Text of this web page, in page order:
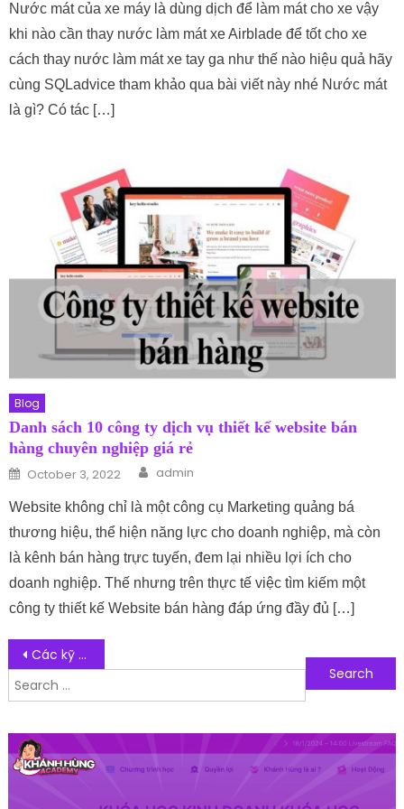
Nước mát của xe máy là dùng dịch để làm mát cho xe vậy
khi nào cần thay nước làm mát xe Airblade để tốt cho xe
cách thay nước làm mát xe tay ga như thế nào hiệu quả hãy
cùng SQLadvice tham khảo qua bài viết này nhé Nước mát
là gì? Có tác […]
Blog
Danh sách 10 công ty dịch vụ thiết kế website bán
hàng chuyên nghiệp giá rẻ
Posted on
October 3, 2022 Author
admin
Website không chỉ là một công cụ Marketing quảng bá
thương hiệu, thể hiện năng lực cho doanh nghiệp, mà còn
là kênh bán hàng trực tuyến, đem lại nhiều lợi ích cho
doanh nghiệp. Thế nhưng trên thực tế việc tìm kiếm một
công ty thiết kế Website bán hàng đáp ứng đầy đủ […]
Post navigation
Các kỹ thuật chơi golf cơ bản mà golfer cần chuẩn bị
Search for: